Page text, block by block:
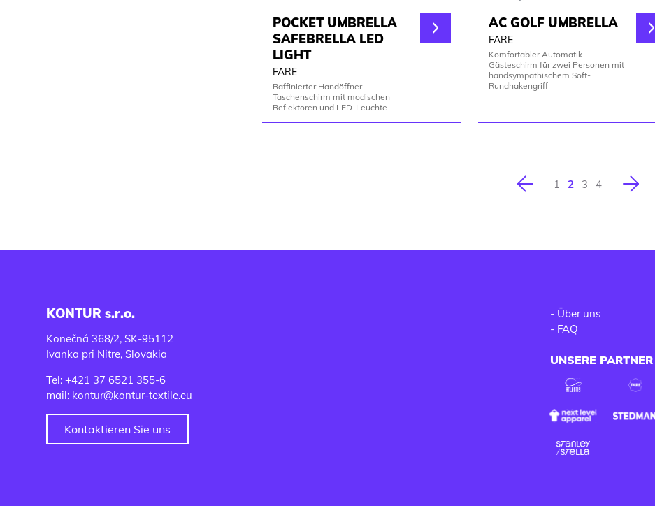
POCKET UMBRELLA
SAFEBRELLA LED
LIGHT
FARE
Raffinierter Handöffner-
Taschenschirm mit modischen
Reflektoren und LED-Leuchte
AC GOLF UMBRELLA
FARE
Komfortabler Automatik-
Gästeschirm für zwei Personen mit
handsympathischem Soft-
Rundhakengriff
Vorherige Nächste
1 2 3 4
KONTUR s.r.o.
Konečná 368/2, SK-95112
Ivanka pri Nitre, Slovakia
Tel: +421 37 6521 355-6
mail: kontur@kontur-textile.eu
Kontaktieren Sie uns
- Über uns
- FAQ
UNSERE PARTNER